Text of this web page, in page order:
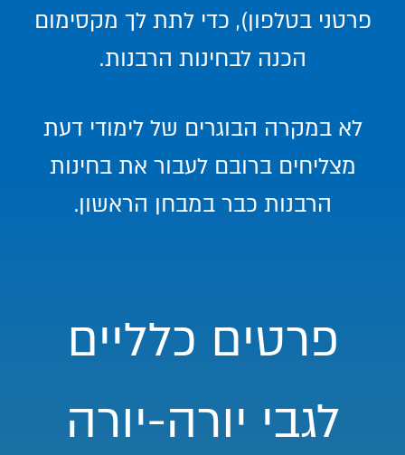
פרטני בטלפון), כדי לתת לך מקסימום
הכנה לבחינות הרבנות.
לא במקרה הבוגרים של לימודי דעת
מצליחים ברובם לעבור את בחינות
הרבנות כבר במבחן הראשון.
פרטים כלליים
לגבי יורה-יורה